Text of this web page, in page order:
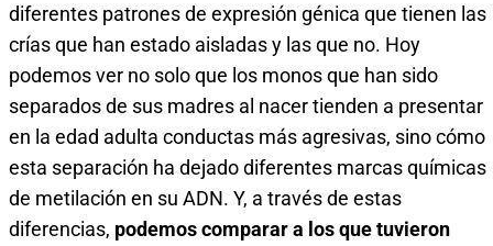
diferentes patrones de expresión génica que tienen las
crías que han estado aisladas y las que no. Hoy
podemos ver no solo que los monos que han sido
separados de sus madres al nacer tienden a presentar
en la edad adulta conductas más agresivas, sino cómo
esta separación ha dejado diferentes marcas químicas
de metilación en su ADN. Y, a través de estas
diferencias, podemos comparar a los que tuvieron